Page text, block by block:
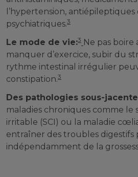
l’hypertension,
psychiatriques.3
Le mode de vie:3 Ne pas boire
manquer d’exercice, subir du
rythme intestinal irrégulier
constipation.3
Des pathologies sous-
maladies chroniques comme le
irritable (SCI) ou la maladie
entraîner des troubles digestifs
indépendamment de la